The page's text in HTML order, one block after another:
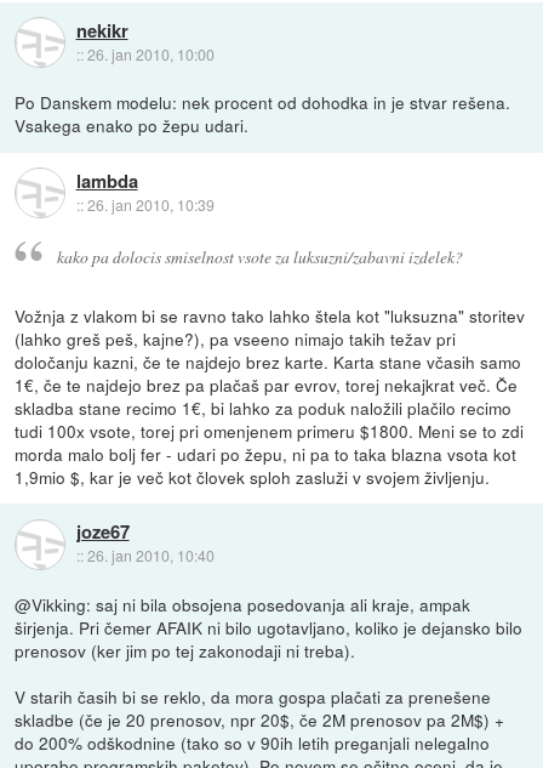
nekikr
::26. jan 2010, 10:00
Po Danskem modelu: nek procent od dohodka in je stvar rešena.
Vsakega enako po žepu udari.
lambda
::26. jan 2010, 10:39
kako pa dolocis smiselnost vsote za luksuzni/zabavni izdelek?
Vožnja z vlakom bi se ravno tako lahko štela kot "luksuzna" storitev
(lahko greš peš, kajne?), pa vseeno nimajo takih težav pri
določanju kazni, če te najdejo brez karte. Karta stane včasih samo
1€, če te najdejo brez pa plačaš par evrov, torej nekajkrat več. Če
skladba stane recimo 1€, bi lahko za poduk naložili plačilo recimo
tudi 100x vsote, torej pri omenjenem primeru $1800. Meni se to zdi
morda malo bolj fer - udari po žepu, ni pa to taka blazna vsota kot
1,9mio $, kar je več kot človek sploh zasluži v svojem življenju.
joze67
::26. jan 2010, 10:40
@Vikking: saj ni bila obsojena posedovanja ali kraje, ampak
širjenja. Pri čemer AFAIK ni bilo ugotavljano, koliko je dejansko bilo
prenosov (ker jim po tej zakonodaji ni treba).
V starih časih bi se reklo, da mora gospa plačati za prenešene
skladbe (če je 20 prenosov, npr 20$, če 2M prenosov pa 2M$) +
do 200% odškodnine (tako so v 90ih letih preganjali nelegalno